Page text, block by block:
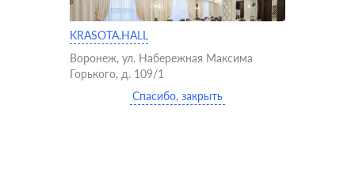
KRASOTA.HALL
Воронеж, ул. Набережная Максима
Горького, д. 109/1
Спасибо, закрыть